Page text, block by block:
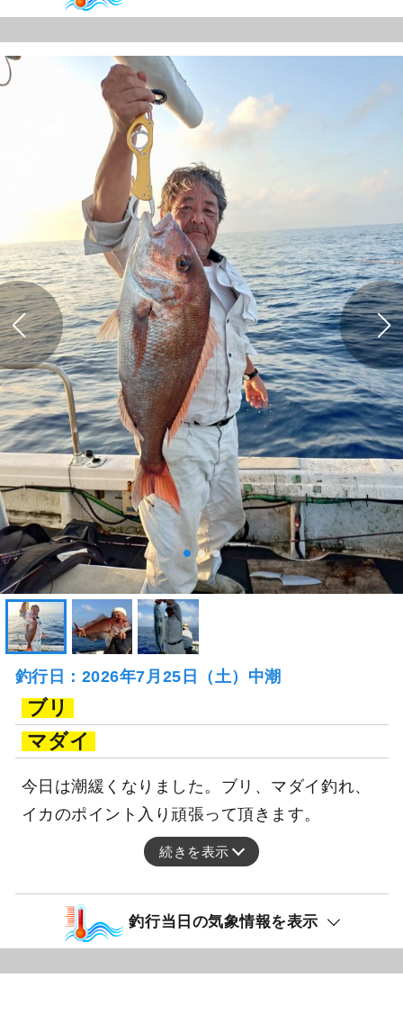
釣行日：2026年7月25日（土）中潮
ブリ
マダイ
今日は潮緩くなりました。ブリ、マダイ釣れ、
イカのポイント入り頑張って頂きます。
続きを表示
釣行当日の気象情報を表示